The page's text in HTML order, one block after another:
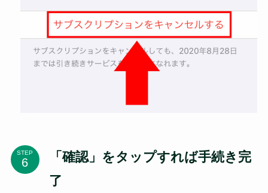
STEP
「確認」をタップすれば手続き完
了